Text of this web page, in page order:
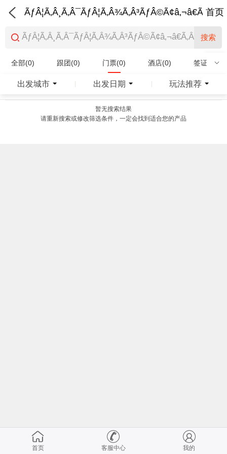
首页
搜索
全部(0) 跟团(0) 门票(0) 酒店(0) 签证(0)
特产商品(0)
出发城市 出发日期 玩法推荐
暂无搜索结果
请重新搜索或修改筛选条件，一定会找到适合您的产品
首页 客服中心 我的